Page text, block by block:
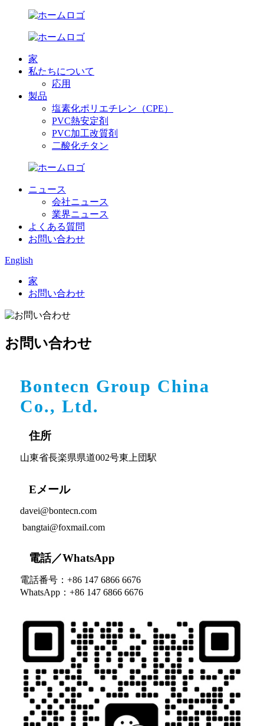
家
私たちについて
応用
製品
塩素化ポリエチレン（CPE）
PVC熱安定剤
PVC加工改質剤
二酸化チタン
ニュース
会社ニュース
業界ニュース
よくある質問
お問い合わせ
English
家
お問い合わせ
お問い合わせ
Bontecn Group China
Co., Ltd.
住所
山東省長楽県県道002号東上団駅
Eメール
davei@bontecn.com
bangtai@foxmail.com
電話／WhatsApp
電話番号：+86 147 6866 6676
WhatsApp：+86 147 6866 6676